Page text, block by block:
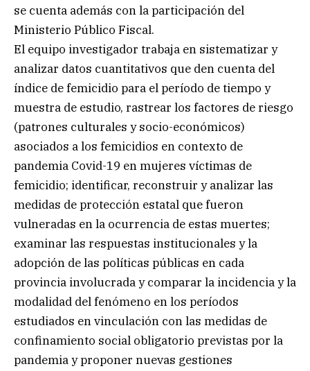
se cuenta además con la participación del
Ministerio Público Fiscal.
El equipo investigador trabaja en sistematizar y
analizar datos cuantitativos que den cuenta del
índice de femicidio para el período de tiempo y
muestra de estudio, rastrear los factores de riesgo
(patrones culturales y socio-económicos)
asociados a los femicidios en contexto de
pandemia Covid-19 en mujeres víctimas de
femicidio; identificar, reconstruir y analizar las
medidas de protección estatal que fueron
vulneradas en la ocurrencia de estas muertes;
examinar las respuestas institucionales y la
adopción de las políticas públicas en cada
provincia involucrada y comparar la incidencia y la
modalidad del fenómeno en los períodos
estudiados en vinculación con las medidas de
confinamiento social obligatorio previstas por la
pandemia y proponer nuevas gestiones